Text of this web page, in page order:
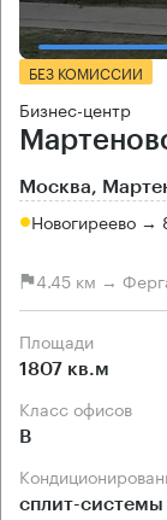
БЕЗ КОМИССИИ
Бизнес-центр
Москва,
Новогиреево →
4.45 км →
Площади
1807 кв.м
Класс офисов
B
сплит-системы